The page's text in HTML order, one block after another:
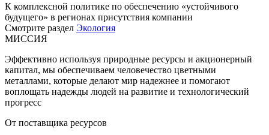
К комплексной политике по обеспечению «устойчивого
будущего» в регионах присутствия компании
Смотрите раздел Экология
МИССИЯ
Эффективно используя природные ресурсы и акционерный
капитал, мы обеспечиваем человечество цветными
металлами, которые делают мир надежнее и помогают
воплощать надежды людей на развитие и технологический
прогресс
От поставщика ресурсов